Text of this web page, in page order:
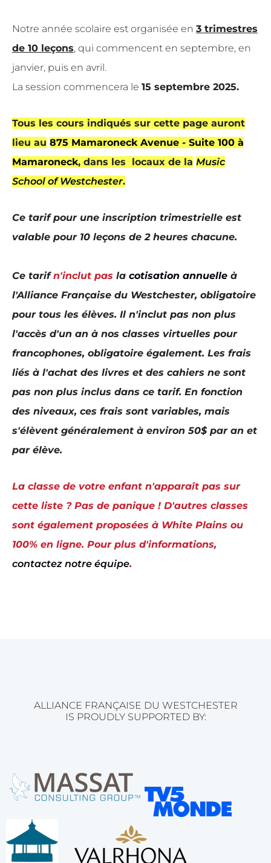
Notre année scolaire est organisée en 3 trimestres
de 10 leçons, qui commencent en septembre, en
janvier, puis en avril.
La session commencera le 15 septembre 2025.
Tous les cours indiqués sur cette page auront
lieu au 875 Mamaroneck Avenue - Suite 100 à
Mamaroneck, dans les locaux de la Music
School of Westchester.
Ce tarif pour une inscription trimestrielle est
valable pour 10 leçons de 2 heures chacune.
Ce tarif n'inclut pas la cotisation annuelle à
l'Alliance Française du Westchester, obligatoire
pour tous les élèves. Il n'inclut pas non plus
l'accès d'un an à nos classes virtuelles pour
francophones, obligatoire également. Les frais
liés à l'achat des livres et des cahiers ne sont
pas non plus inclus dans ce tarif. En fonction
des niveaux, ces frais sont variables, mais
s'élèvent généralement à environ 50$ par an et
par élève.
La classe de votre enfant n'apparaît pas sur
cette liste ? Pas de panique ! D'autres classes
sont également proposées à White Plains ou
100% en ligne. Pour plus d'informations,
contactez notre équipe.
ALLIANCE FRANÇAISE DU WESTCHESTER
IS PROUDLY SUPPORTED BY: